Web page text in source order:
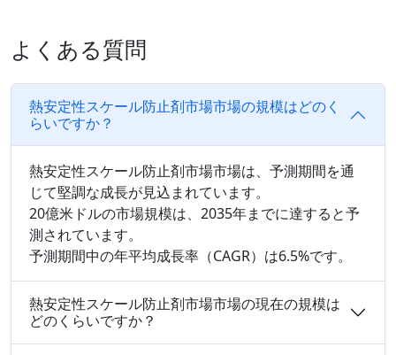
よくある質問
熱安定性スケール防止剤市場市場の規模はどのく
らいですか？
熱安定性スケール防止剤市場市場は、予測期間を通
じて堅調な成長が見込まれています。
20億米ドルの市場規模は、2035年までに達すると予
測されています。
予測期間中の年平均成長率（CAGR）は6.5%です。
熱安定性スケール防止剤市場市場の現在の規模は
どのくらいですか？